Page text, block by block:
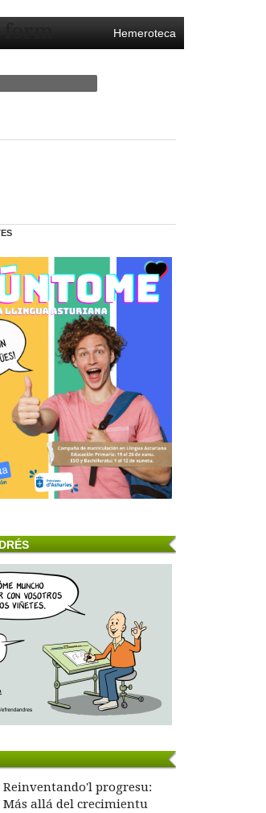
Hemeroteca
form
Reinventando'l progresu:
Más allá del crecimientu